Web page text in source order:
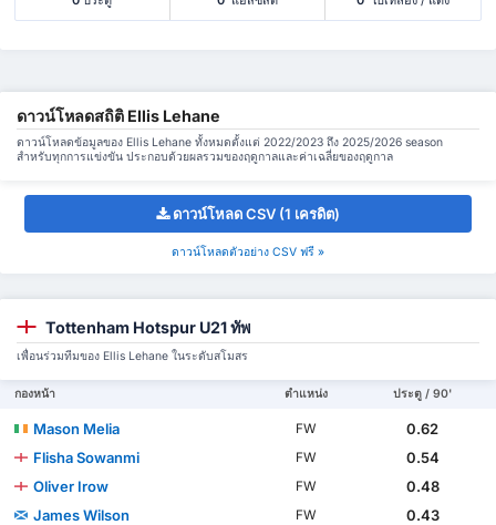
ดาวน์โหลดสถิติ Ellis Lehane
ดาวน์โหลดข้อมูลของ Ellis Lehane ทั้งหมดตั้งแต่ 2022/2023 ถึง 2025/2026 season
สำหรับทุกการแข่งขัน ประกอบด้วยผลรวมของฤดูกาลและค่าเฉลี่ยของฤดูกาล
ดาวน์โหลด CSV (1 เครดิต)
ดาวน์โหลดตัวอย่าง CSV ฟรี »
Tottenham Hotspur U21 ทัพ
เพื่อนร่วมทีมของ Ellis Lehane ในระดับสโมสร
กองหน้า ตำแหน่ง ประตู / 90'
Mason Melia FW
0.62
Flisha Sowanmi
FW
0.54
Oliver Irow
FW
0.48
James Wilson
FW
0.43